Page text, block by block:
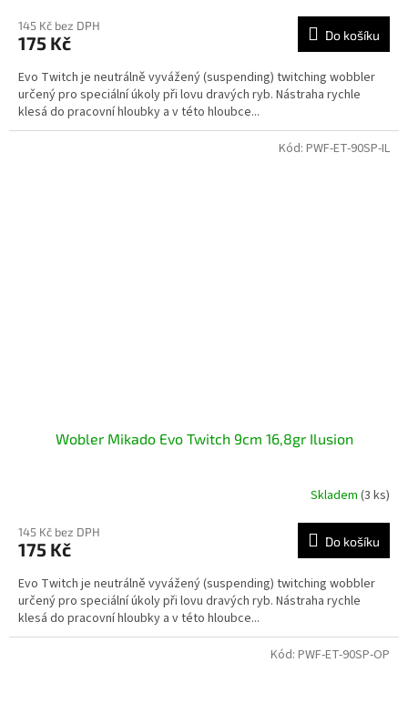
145 Kč bez DPH
175 Kč Do košíku
Evo Twitch je neutrálně vyvážený (suspending) twitching wobbler
určený pro speciální úkoly při lovu dravých ryb. Nástraha rychle
klesá do pracovní hloubky a v této hloubce...
Wobler Mikado Evo Twitch 9cm 16,8gr Ilusion
Skladem (3 ks)
145 Kč bez DPH
175 Kč Do košíku
Evo Twitch je neutrálně vyvážený (suspending) twitching wobbler
určený pro speciální úkoly při lovu dravých ryb. Nástraha rychle
klesá do pracovní hloubky a v této hloubce...
Kód: PWF-ET-90SP-IL
Kód: PWF-ET-90SP-OP